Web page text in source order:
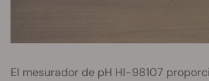
El mesurador de pH HI-98107